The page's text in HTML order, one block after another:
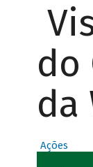
do
da
Ações